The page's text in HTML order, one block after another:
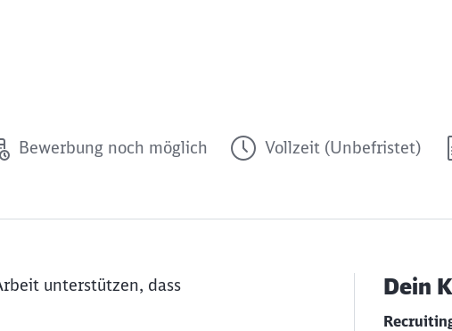
Bewerbung noch möglich Vollzeit (Unbefristet)
unterstützen, dass
Dein